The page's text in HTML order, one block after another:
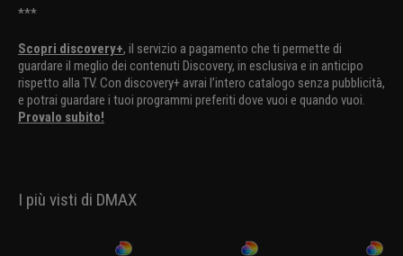
***
Scopri discovery+, il servizio a pagamento che ti permette di
guardare il meglio dei contenuti Discovery, in esclusiva e in anticipo
rispetto alla TV. Con discovery+ avrai l’intero catalogo senza pubblicità,
e potrai guardare i tuoi programmi preferiti dove vuoi e quando vuoi.
Provalo subito!
I più visti di DMAX